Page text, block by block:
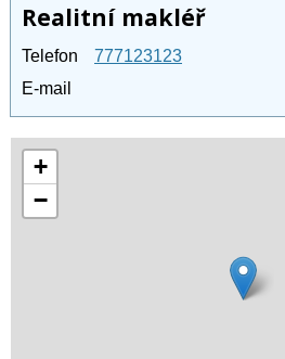
Realitní makléř
Telefon
777123123
E-mail
+
−